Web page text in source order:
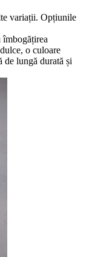
variații. Opțiunile
o culoare
de lungă durată și